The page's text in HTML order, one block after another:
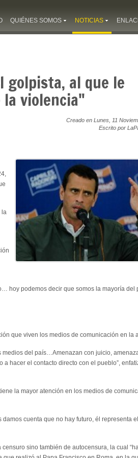
QUIÉNES SOMOS NOTICIAS
golpista, al que le
violencia"
Creado en Lunes, 11
Escrito por
la
hoy podemos decir que somos la mayoría del
que viven los medios de comunicación en la
medios del país…Amenazan con juicio,
hacer el contacto directo con el pueblo”,
la mayor atención en los medios de
cuenta que no hay futuro, él representa el
sino también de autocensura, la cual